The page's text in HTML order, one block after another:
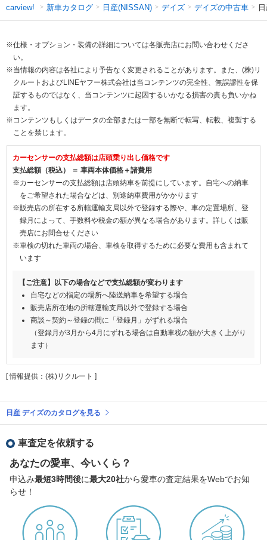
carview! 新車カタログ 日産(NISSAN) デイズ デイズの中古車
※仕様・オプション・装備の詳細については各販売店にお問い合わせくださ
い。
※当情報の内容は各社により予告なく変更されることがあります。また、(株)リ
クルートおよびLINEヤフー株式会社は当コンテンツの完全性、無誤謬性を保
証するものではなく、当コンテンツに起因するいかなる損害の責も負いかね
ます。
※コンテンツもしくはデータの全部または一部を無断で転写、転載、複製する
ことを禁じます。
カーセンサーの支払総額は店頭乗り出し価格です
支払総額（税込） ＝ 車両本体価格＋諸費用
※カーセンサーの支払総額は店頭納車を前提にしています。自宅への納車
をご希望された場合などは、別途納車費用がかかります
※販売店の所在する所轄運輸支局以外で登録する際や、車の定置場所、登
録月によって、手数料や税金の額が異なる場合があります。詳しくは販
売店にお問合せください
※車検の切れた車両の場合、車検を取得するために必要な費用も含まれて
います
【ご注意】以下の場合などで支払総額が変わります
自宅などの指定の場所へ陸送納車を希望する場合
販売店所在地の所轄運輸支局以外で登録する場合
商談～契約～登録の間に「登録月」がずれる場合
（登録月が3月から4月にずれる場合は自動車税の額が大きく上がり
ます）
[ 情報提供：(株)リクルート ]
日産 デイズのカタログを見る
車査定を依頼する
あなたの愛車、今いくら？
申込み最短3時間後に最大20社から愛車の査定結果をWebでお知
らせ！